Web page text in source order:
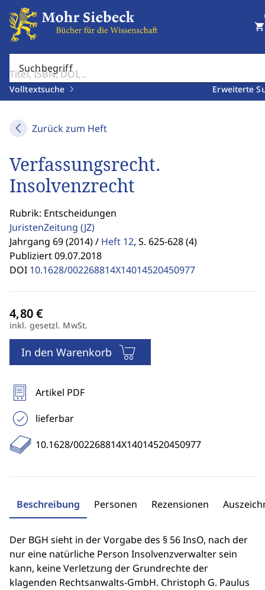
Suchbegriff
Volltextsuche Erweiterte
shopping_cart
Zurück zum Heft
Verfassungsrecht.
Insolvenzrecht
Rubrik: Entscheidungen
JuristenZeitung (JZ)
Jahrgang 69 (2014) / Heft 12, S. 625-628 (4)
Publiziert 09.07.2018
DOI 10.1628/002268814X14014520450977
inkl. gesetzl. MwSt.
In den Warenkorb
Artikel PDF
lieferbar
10.1628/002268814X14014520450977
Beschreibung Personen Rezensionen
Der BGH sieht in der Vorgabe des § 56 InsO, nach der
nur eine natürliche Person Insolvenzverwalter sein
kann, keine Verletzung der Grundrechte der
klagenden Rechtsanwalts-GmbH. Christoph G. Paulus